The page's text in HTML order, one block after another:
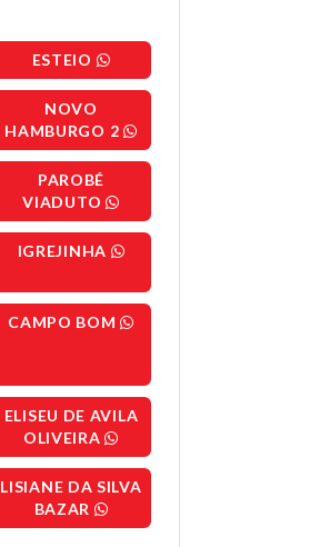
ESTEIO
NOVO
HAMBURGO 2
PAROBÉ
VIADUTO
IGREJINHA
CAMPO BOM
ELISEU DE AVILA
OLIVEIRA
LISIANE DA SILVA
BAZAR